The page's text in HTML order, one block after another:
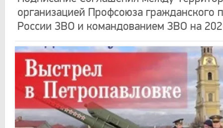
организацией Профсоюза гражданского
России ЗВО и командованием ЗВО на